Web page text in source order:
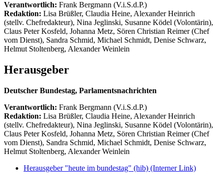
Verantwortlich: Frank Bergmann (V.i.S.d.P.)
Redaktion: Lisa Brüßler, Claudia Heine, Alexander Heinrich
(stellv. Chefredakteur), Nina Jeglinski, Susanne Ködel (Volontärin),
Claus Peter Kosfeld, Johanna Metz, Sören Christian Reimer (Chef
vom Dienst), Sandra Schmid, Michael Schmidt, Denise Schwarz,
Helmut Stoltenberg, Alexander Weinlein
Herausgeber
Deutscher Bundestag, Parlamentsnachrichten
Verantwortlich: Frank Bergmann (V.i.S.d.P.)
Redaktion: Lisa Brüßler, Claudia Heine, Alexander Heinrich
(stellv. Chefredakteur), Nina Jeglinski, Susanne Ködel (Volontärin),
Claus Peter Kosfeld, Johanna Metz, Sören Christian Reimer (Chef
vom Dienst), Sandra Schmid, Michael Schmidt, Denise Schwarz,
Helmut Stoltenberg, Alexander Weinlein
Herausgeber "heute im bundestag" (hib) (Interner Link)